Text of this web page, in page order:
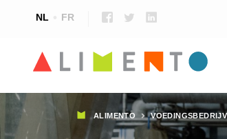
NL FR
Kruimelpad
ALIMENTO